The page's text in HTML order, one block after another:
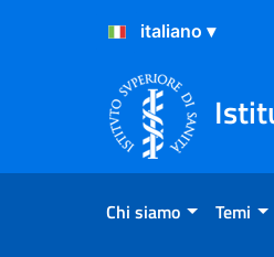
Salta al Contenuto
Salta al Footer
Chi siamo Temi